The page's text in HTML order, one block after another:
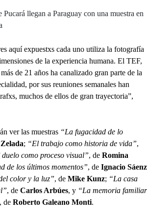
Pucará llegan a Paraguay con una muestra en
aquí expuestxs cada uno utiliza la fotografía
de la experiencia humana. El TEF,
de 21 años ha canalizado gran parte de la
por sus reuniones semanales han
muchos de ellos de gran trayectoria”,
ver las muestras “La fugacidad de lo
; “El trabajo como historia de vida”,
duelo como proceso visual”, de Romina
de los últimos momentos”, de Ignacio Sáenz
color y la luz”, de Mike Kunz; “La casa
, de Carlos Arbúes, y “La memoria familiar
, de Roberto Galeano Monti.